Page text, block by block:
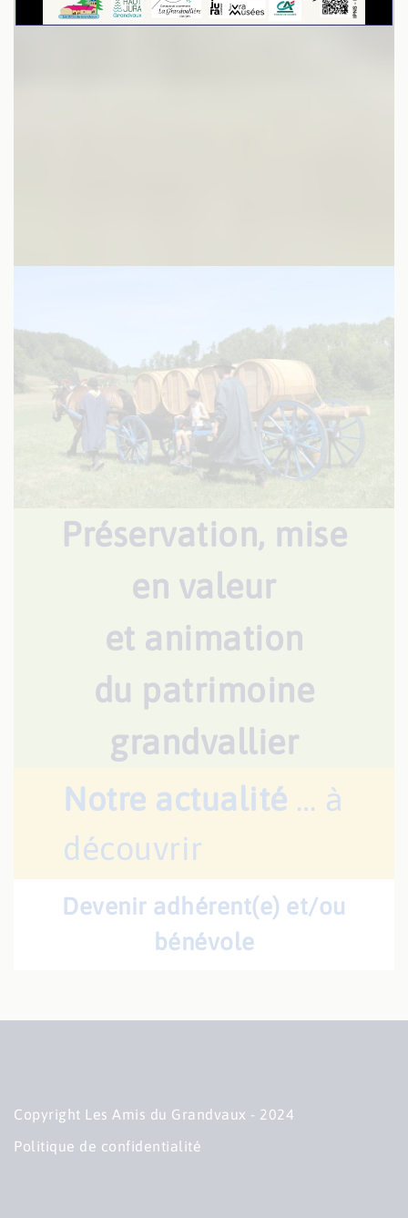
Préservation, mise
en valeur
et animation
du patrimoine
grandvallier
Notre actualité … à
découvrir
Devenir adhérent(e) et/ou
bénévole
Copyright Les Amis du Grandvaux - 2024
Politique de confidentialité